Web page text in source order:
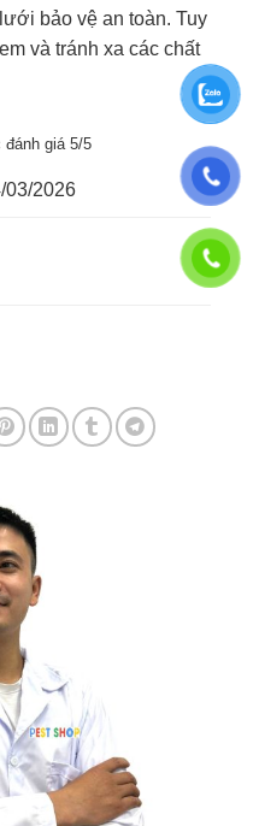
bảo vệ an toàn. Tuy
và tránh xa các chất
giá 5/5
03/2026